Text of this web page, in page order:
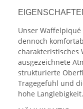
Unser
dennoch
charakteristisches
ausgezeichnete
strukturierte
Tragegefühl und
hohe Langlebigkeit.